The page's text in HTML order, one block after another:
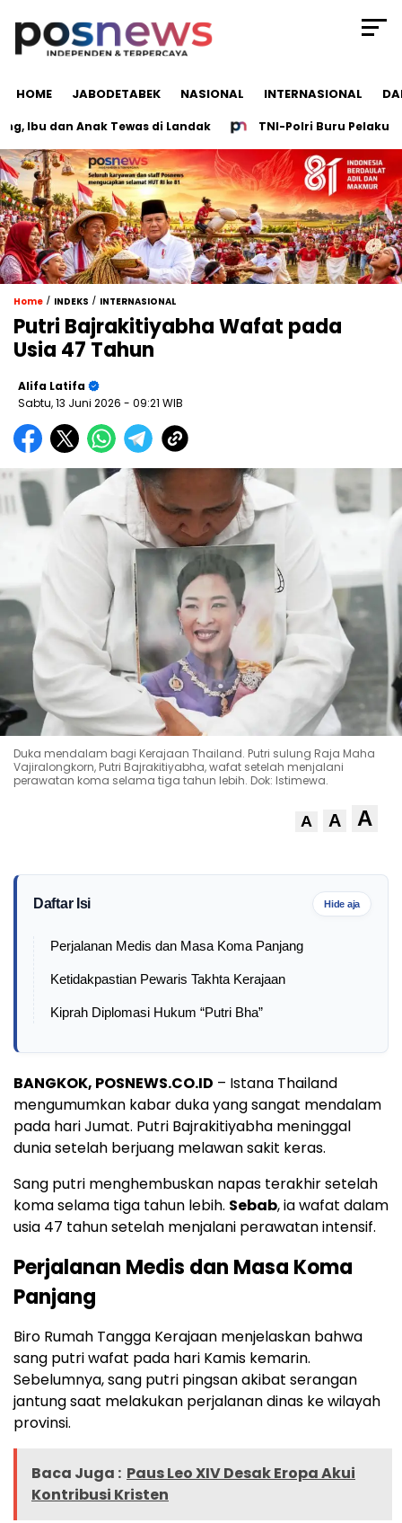
HOME JABODETABEK NASIONAL INTERNASIONAL
dan Anak Tewas di Landak TNI-Polri Buru Pelaku
Home / INDEKS / INTERNASIONAL
Putri Bajrakitiyabha Wafat pada
Usia 47 Tahun
Alifa Latifa
Sabtu, 13 Juni 2026 - 09:21 WIB
Duka mendalam bagi Kerajaan Thailand. Putri sulung Raja Maha
Vajiralongkorn, Putri Bajrakitiyabha, wafat setelah menjalani
perawatan koma selama tiga tahun lebih. Dok: Istimewa.
A A A
Daftar Isi Hide aja
Perjalanan Medis dan Masa Koma Panjang
Ketidakpastian Pewaris Takhta Kerajaan
Kiprah Diplomasi Hukum “Putri Bha”
BANGKOK, POSNEWS.CO.ID – Istana Thailand
mengumumkan kabar duka yang sangat mendalam
pada hari Jumat. Putri Bajrakitiyabha meninggal
dunia setelah berjuang melawan sakit keras.
Sang putri menghembuskan napas terakhir setelah
koma selama tiga tahun lebih. Sebab, ia wafat dalam
usia 47 tahun setelah menjalani perawatan intensif.
Perjalanan Medis dan Masa Koma
Panjang
Biro Rumah Tangga Kerajaan menjelaskan bahwa
sang putri wafat pada hari Kamis kemarin.
Sebelumnya, sang putri pingsan akibat serangan
jantung saat melakukan perjalanan dinas ke wilayah
provinsi.
Baca Juga : Paus Leo XIV Desak Eropa Akui
Kontribusi Kristen